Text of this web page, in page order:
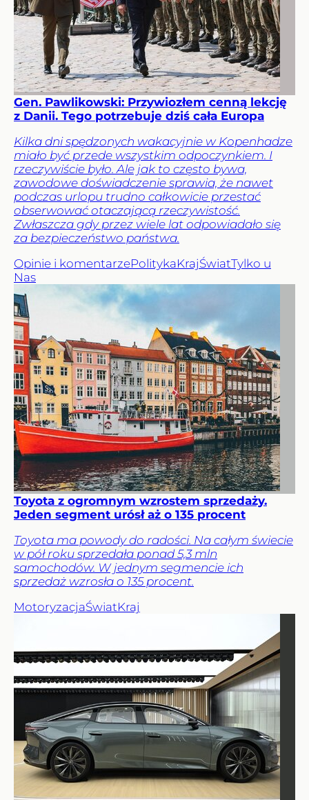
Gen. Pawlikowski: Przywiozłem cenną lekcję
z Danii. Tego potrzebuje dziś cała Europa
Kilka dni spędzonych wakacyjnie w Kopenhadze
miało być przede wszystkim odpoczynkiem. I
rzeczywiście było. Ale jak to często bywa,
zawodowe doświadczenie sprawia, że nawet
podczas urlopu trudno całkowicie przestać
obserwować otaczającą rzeczywistość.
Zwłaszcza gdy przez wiele lat odpowiadało się
za bezpieczeństwo państwa.
Opinie i komentarzePolitykaKrajŚwiatTylko u
Nas
Toyota z ogromnym wzrostem sprzedaży.
Jeden segment urósł aż o 135 procent
Toyota ma powody do radości. Na całym świecie
w pół roku sprzedała ponad 5,3 mln
samochodów. W jednym segmencie ich
sprzedaż wzrosła o 135 procent.
MotoryzacjaŚwiatKraj